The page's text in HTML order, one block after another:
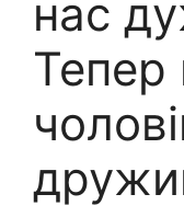
нас
Тепер